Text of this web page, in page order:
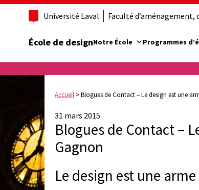
Université Laval Faculté d’aménagement,
École de designNotre École Programmes
Accueil >Blogues de Contact – Le design est une
31 mars 2015
Blogues de Contact –
Gagnon
Le design est une arme